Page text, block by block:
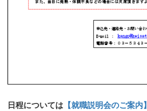
日程については 【就職説明会のご案内】